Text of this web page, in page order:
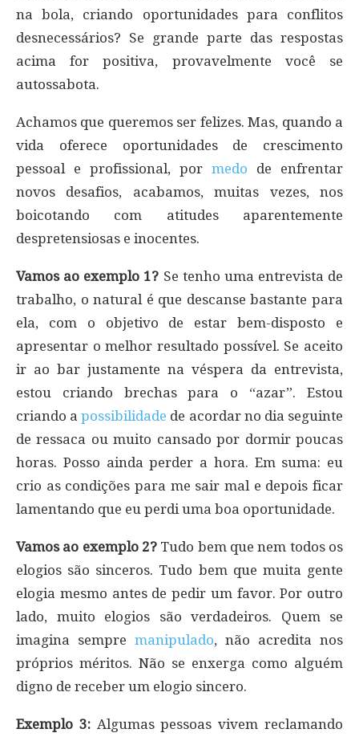
na bola, criando oportunidades para conflitos
desnecessários? Se grande parte das respostas
acima for positiva, provavelmente você se
autossabota.
Achamos que queremos ser felizes. Mas, quando a
vida oferece oportunidades de crescimento
pessoal e profissional, por medo de enfrentar
novos desafios, acabamos, muitas vezes, nos
boicotando com atitudes aparentemente
despretensiosas e inocentes.
Vamos ao exemplo 1? Se tenho uma entrevista de
trabalho, o natural é que descanse bastante para
ela, com o objetivo de estar bem-disposto e
apresentar o melhor resultado possível. Se aceito
ir ao bar justamente na véspera da entrevista,
estou criando brechas para o “azar”. Estou
criando apossibilidade de acordar no dia seguinte
de ressaca ou muito cansado por dormir poucas
horas. Posso ainda perder a hora. Em suma: eu
crio as condições para me sair mal e depois ficar
lamentando que eu perdi uma boa oportunidade.
Vamos ao exemplo 2? Tudo bem que nem todos os
elogios são sinceros. Tudo bem que muita gente
elogia mesmo antes de pedir um favor. Por outro
lado, muito elogios são verdadeiros. Quem se
imagina sempre manipulado, não acredita nos
próprios méritos. Não se enxerga como alguém
digno de receber um elogio sincero.
Exemplo 3:Algumas pessoas vivem reclamando